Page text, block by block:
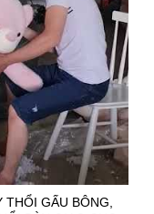
GẤU BÔNG,